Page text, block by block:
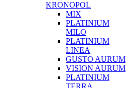
KRONOPOL
MIX
PLATINIUM
MILO
PLATINIUM
LINEA
GUSTO AURUM
VISION AURUM
PLATINIUM
TERRA